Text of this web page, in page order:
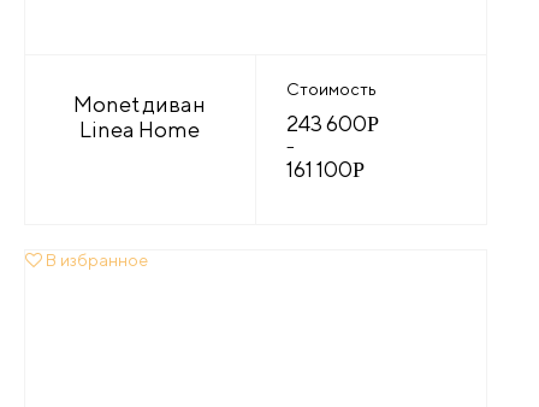
Monet диван
Linea Home
Стоимость
161 100Р
–
243 600Р
В избранное